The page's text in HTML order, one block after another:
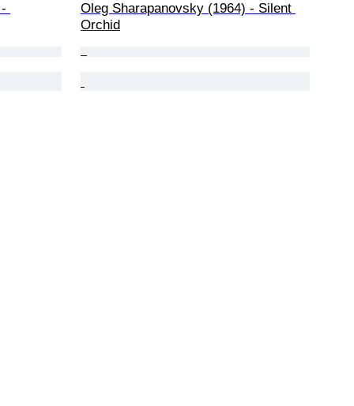
Oleg Sharapanovsky (1964) - Silent
Orchid